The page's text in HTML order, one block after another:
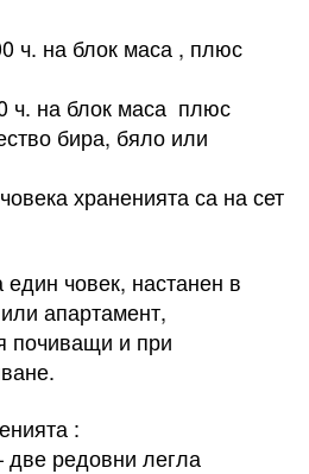
ч. на блок маса , плюс
ч. на блок маса плюс
бира, бяло или
храненията са на сет
човек, настанен в
апартамент,
почиващи и при
:
редовни легла